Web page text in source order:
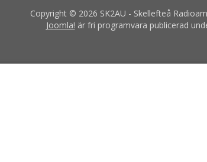
Copyright © 2026 SK2AU - Skellefteå
Joomla! är fri programvara publicerad